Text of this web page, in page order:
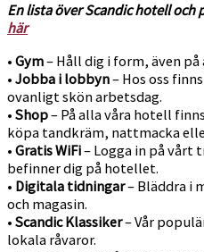
En lista över Scandic hotell
här
• Gym– Håll dig i form, även på
• Jobba i lobbyn– Hos oss
ovanligt skön arbetsdag.
• Shop– På alla våra hotell
köpa tandkräm, nattmacka
• Gratis WiFi– Logga in på vårt
befinner dig på hotellet.
• Digitala tidningar– Bläddra i
och magasin.
• Scandic Klassiker– Vår
lokala råvaror.